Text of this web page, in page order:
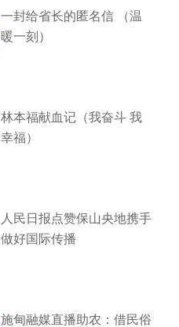
一封给省长的匿名信 （温
暖一刻）
林本福献血记（我奋斗 我
幸福）
人民日报点赞保山央地携手
做好国际传播
施甸融媒直播助农：借民俗